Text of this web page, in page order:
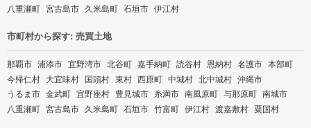
八重瀬町 宮古島市 久米島町 石垣市 伊江村
市町村から探す: 売買土地
那覇市 浦添市 宜野湾市 北谷町 嘉手納町 読谷村 恩納村 名護市 本部町
今帰仁村 大宜味村 国頭村 東村 西原町 中城村 北中城村 沖縄市
うるま市 金武町 宜野座村 豊見城市 糸満市 南風原町 与那原町 南城市
八重瀬町 宮古島市 久米島町 石垣市 竹富町 伊江村 渡嘉敷村 粟国村